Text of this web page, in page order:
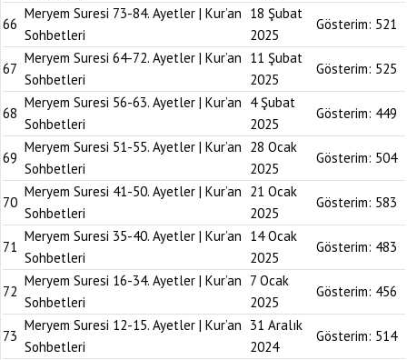
66
Meryem Suresi 73-84. Ayetler | Kur’an
Sohbetleri
18 Şubat
2025
Gösterim: 521
67
Meryem Suresi 64-72. Ayetler | Kur’an
Sohbetleri
11 Şubat
2025
Gösterim: 525
68
Meryem Suresi 56-63. Ayetler | Kur’an
Sohbetleri
4 Şubat
2025
Gösterim: 449
69
Meryem Suresi 51-55. Ayetler | Kur’an
Sohbetleri
28 Ocak
2025
Gösterim: 504
70
Meryem Suresi 41-50. Ayetler | Kur’an
Sohbetleri
21 Ocak
2025
Gösterim: 583
71
Meryem Suresi 35-40. Ayetler | Kur’an
Sohbetleri
14 Ocak
2025
Gösterim: 483
72
Meryem Suresi 16-34. Ayetler | Kur’an
Sohbetleri
7 Ocak
2025
Gösterim: 456
73
Meryem Suresi 12-15. Ayetler | Kur’an
Sohbetleri
31 Aralık
2024
Gösterim: 514